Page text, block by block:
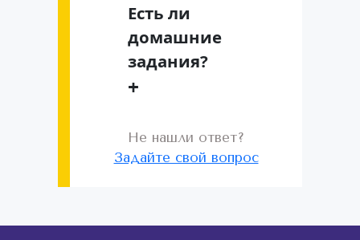
Есть ли
домашние
задания?
+
Не нашли ответ?
Задайте свой вопрос